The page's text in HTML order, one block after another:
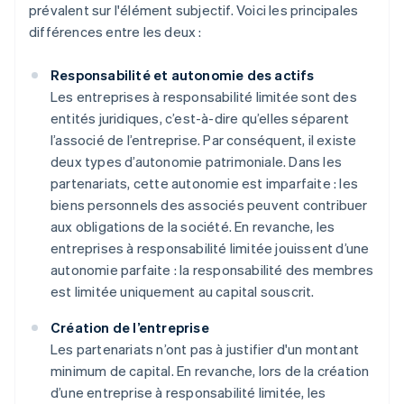
prévalent sur l'élément subjectif. Voici les principales
différences entre les deux :
Responsabilité et autonomie des actifs
Les entreprises à responsabilité limitée sont des
entités juridiques, c’est-à-dire qu’elles séparent
l’associé de l’entreprise. Par conséquent, il existe
deux types d’autonomie patrimoniale. Dans les
partenariats, cette autonomie est imparfaite : les
biens personnels des associés peuvent contribuer
aux obligations de la société. En revanche, les
entreprises à responsabilité limitée jouissent d’une
autonomie parfaite : la responsabilité des membres
est limitée uniquement au capital souscrit.
Création de l’entreprise
Les partenariats n’ont pas à justifier d'un montant
minimum de capital. En revanche, lors de la création
d’une entreprise à responsabilité limitée, les